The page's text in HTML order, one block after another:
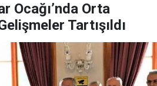
Ocağı’nda Orta
Tartışıldı